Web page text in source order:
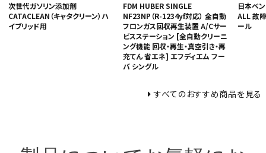
次世代ガソリン添加剤
CATACLEAN（キャタクリーン）ハ
イブリッド用
FDM HUBER SINGLE
NF23NP（R-1234yf対応） 全自動
フロンガス回収再生装置 A/Cサー
ビスステーション [全自動クリーニ
ング機能 回収・再生・真空引き・再
充てん 省エネ] エフディエム フー
バ シングル
日本ベ
ALL 故
ール
すべてのおすすめ商品を見る